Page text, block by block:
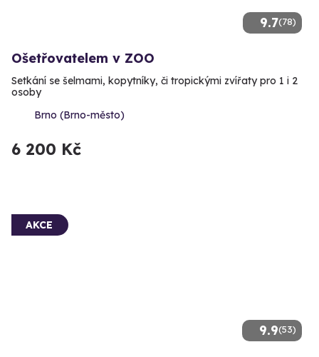
9.7(78)
Ošetřovatelem v ZOO
Setkání se šelmami, kopytníky, či tropickými zvířaty pro 1 i 2
osoby
Brno (Brno-město)
6 200 Kč
9.9(53)
AKCE